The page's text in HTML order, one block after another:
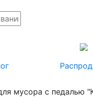
мусора с педалью